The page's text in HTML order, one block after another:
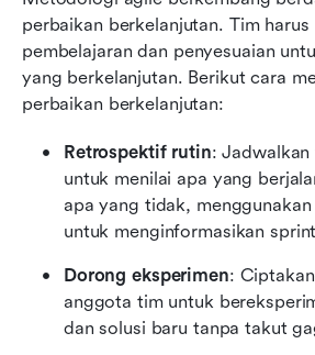
perbaikan berkelanjutan. Tim
pembelajaran dan penyesuaian
yang berkelanjutan. Berikut cara
perbaikan berkelanjutan:
Retrospektif rutin: Jadwalkan
untuk menilai apa yang
apa yang tidak,
untuk menginformasikan
Dorong eksperimen:
anggota tim untuk
dan solusi baru tanpa takut